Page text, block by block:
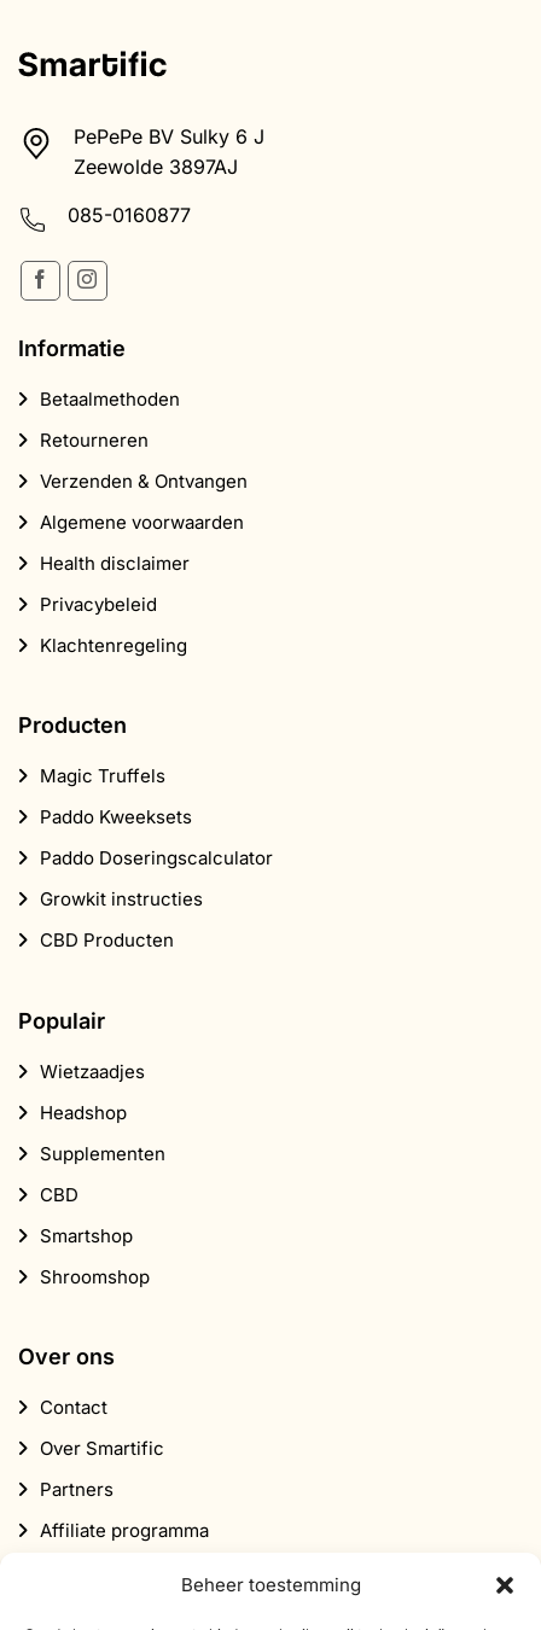
Beheer toestemming
PePePe BV Sulky 6 J
Zeewolde 3897AJ
085-0160877
Informatie
Betaalmethoden
Retourneren
Verzenden & Ontvangen
Algemene voorwaarden
Health disclaimer
Privacybeleid
Klachtenregeling
Producten
Magic Truffels
Paddo Kweeksets
Paddo Doseringscalculator
Growkit instructies
CBD Producten
Populair
Wietzaadjes
Headshop
Supplementen
CBD
Smartshop
Shroomshop
Over ons
Contact
Over Smartific
Partners
Affiliate programma